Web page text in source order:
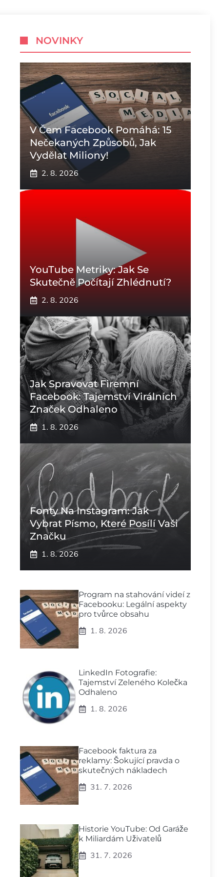
NOVINKY
V Čem Facebook Pomáhá: 15
Nečekaných Způsobů, Jak
Vydělat Miliony!
2. 8. 2026
YouTube Metriky: Jak Se
Skutečně Počítají Zhlédnutí?
2. 8. 2026
Jak Spravovat Firemní
Facebook: Tajemství Virálních
Značek Odhaleno
1. 8. 2026
Fonty Na Instagram: Jak
Vybrat Písmo, Které Posílí Vaši
Značku
1. 8. 2026
Program na stahování videí z
Facebooku: Legální aspekty
pro tvůrce obsahu
1. 8. 2026
LinkedIn Fotografie:
Tajemství Zeleného Kolečka
Odhaleno
1. 8. 2026
Facebook faktura za
reklamy: Šokující pravda o
skutečných nákladech
31. 7. 2026
Historie YouTube: Od Garáže
k Miliardám Uživatelů
31. 7. 2026